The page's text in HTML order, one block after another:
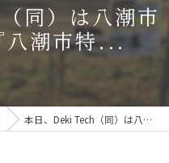
同）は八潮市
八潮市特...
本日、Deki Tech（同）は八潮市商工会主催の『八潮市特...